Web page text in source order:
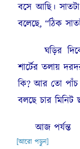
বসে আছি।
বলেছে, “ঠিক
ঘড়ির দিকে
শার্টের তলায়
কি? আর তো পাঁচ
বলছে চার
আজ পর্যন্ত
[আরো পড়ুন]